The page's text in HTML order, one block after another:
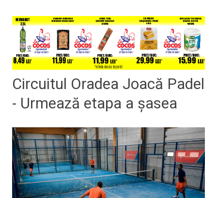
Circuitul Oradea Joacă Padel
- Urmează etapa a şasea